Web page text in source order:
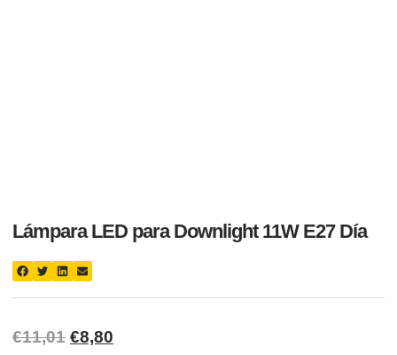
Lámpara LED para Downlight 11W E27 Día
€11,01 €8,80